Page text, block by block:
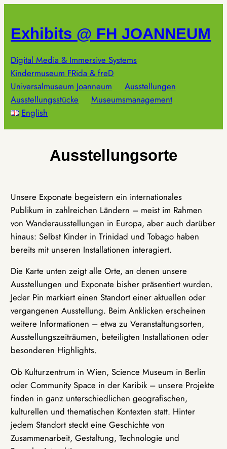
springen
Exhibits @ FH JOANNEUM
Digital Media & Immersive Systems
Kindermuseum FRida & freD
Universalmuseum Joanneum
Ausstellungen
Ausstellungsstücke
Museumsmanagement
English
Ausstellungsorte
Unsere Exponate begeistern ein internationales
Publikum in zahlreichen Ländern – meist im Rahmen
von Wanderausstellungen in Europa, aber auch darüber
hinaus: Selbst Kinder in Trinidad und Tobago haben
bereits mit unseren Installationen interagiert.
Die Karte unten zeigt alle Orte, an denen unsere
Ausstellungen und Exponate bisher präsentiert wurden.
Jeder Pin markiert einen Standort einer aktuellen oder
vergangenen Ausstellung. Beim Anklicken erscheinen
weitere Informationen – etwa zu Veranstaltungsorten,
Ausstellungszeiträumen, beteiligten Installationen oder
besonderen Highlights.
Ob Kulturzentrum in Wien, Science Museum in Berlin
oder Community Space in der Karibik – unsere Projekte
finden in ganz unterschiedlichen geografischen,
kulturellen und thematischen Kontexten statt. Hinter
jedem Standort steckt eine Geschichte von
Zusammenarbeit, Gestaltung, Technologie und